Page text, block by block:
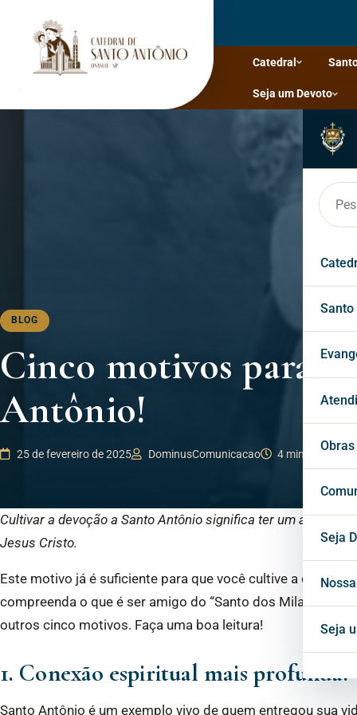
Catedral
Seja um Devoto
Blog
Seja
Seja
BLOG
Cinco motivos para
Antônio!
25 de fevereiro de 2025 DominusComunicacao 4 min de leitura
Cultivar a devoção a Santo Antônio significa ter um amigo
Jesus Cristo.
Este motivo já é suficiente para que você cultive a
compreenda o que é ser amigo do “Santo dos Milagres”
outros cinco motivos. Faça uma boa leitura!
1. Conexão espiritual mais profunda:
Santo Antônio é um exemplo vivo de quem entregou sua